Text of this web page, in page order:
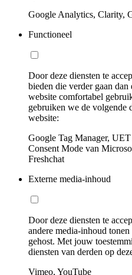
Google Analytics, Clarity,
Functioneel
Door deze diensten te
bieden die verder gaan
website comfortabel
gebruiken we de volgende
website:
Google Tag Manager,
Consent Mode van
Freshchat
Externe media-inhoud
Door deze diensten te
andere media-inhoud
gehost. Met jouw
diensten van derden op
Vimeo, YouTube